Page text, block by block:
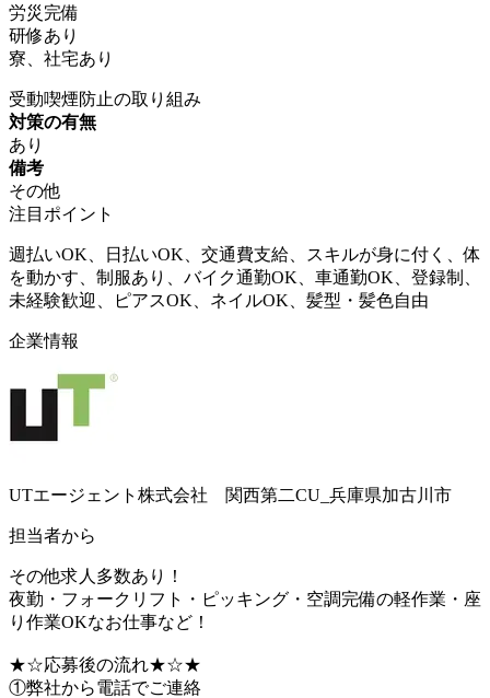
労災完備
研修あり
寮、社宅あり
受動喫煙防止の取り組み
対策の有無
あり
備考
その他
注目ポイント
週払いOK、日払いOK、交通費支給、スキルが身に付く、体
を動かす、制服あり、バイク通勤OK、車通勤OK、登録制、
未経験歓迎、ピアスOK、ネイルOK、髪型・髪色自由
企業情報
UTエージェント株式会社 関西第二CU_兵庫県加古川市
担当者から
その他求人多数あり！
夜勤・フォークリフト・ピッキング・空調完備の軽作業・座
り作業OKなお仕事など！
★☆応募後の流れ★☆★
①弊社から電話でご連絡